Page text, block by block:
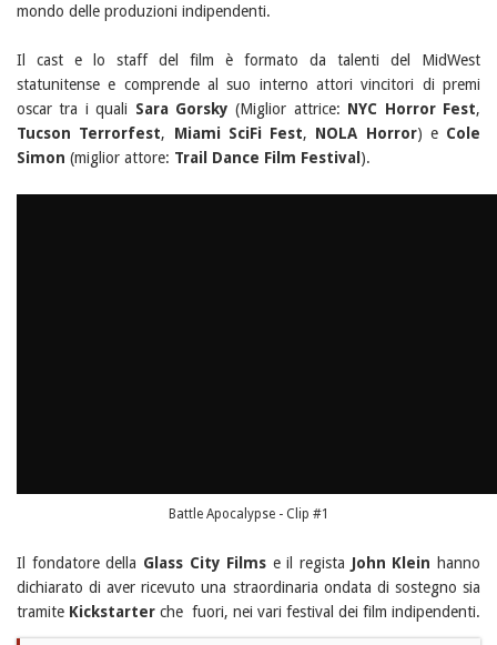
mondo delle produzioni indipendenti.
Il cast e lo staff del film è formato da talenti del MidWest
statunitense e comprende al suo interno attori vincitori di premi
oscar tra i quali Sara Gorsky (Miglior attrice: NYC Horror Fest,
Tucson Terrorfest, Miami SciFi Fest, NOLA Horror) e Cole
Simon (miglior attore: Trail Dance Film Festival).
Battle Apocalypse - Clip #1
Il fondatore della Glass City Films e il regista John Klein hanno
dichiarato di aver ricevuto una straordinaria ondata di sostegno sia
tramite Kickstarter che fuori, nei vari festival dei film indipendenti.